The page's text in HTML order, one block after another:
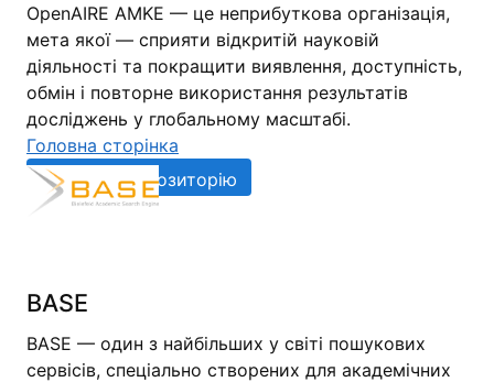
OpenAIRE AMKE — це неприбуткова організація,
мета якої — сприяти відкритій науковій
діяльності та покращити виявлення, доступність,
обмін і повторне використання результатів
досліджень у глобальному масштабі.
Головна сторінка
Сторінка репозиторію
BASE
BASE — один з найбільших у світі пошукових
сервісів, спеціально створених для академічних